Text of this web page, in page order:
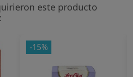
este producto
-15%